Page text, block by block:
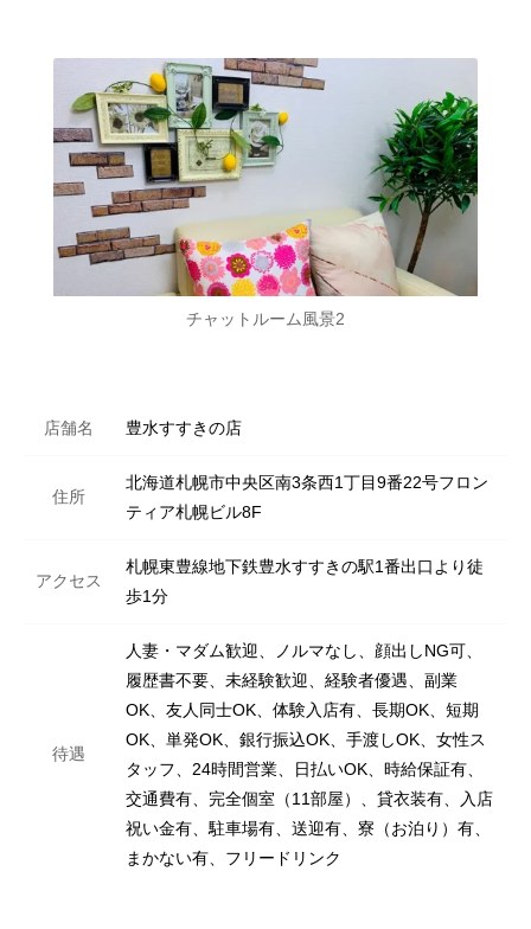
チャットルーム風景2
店舗名 豊水すすきの店
住所
北海道札幌市中央区南3条西1丁目9番22号フロン
ティア札幌ビル8F
アクセス
札幌東豊線地下鉄豊水すすきの駅1番出口より徒
歩1分
待遇
人妻・マダム歓迎、ノルマなし、顔出しNG可、
履歴書不要、未経験歓迎、経験者優遇、副業
OK、友人同士OK、体験入店有、長期OK、短期
OK、単発OK、銀行振込OK、手渡しOK、女性ス
タッフ、24時間営業、日払いOK、時給保証有、
交通費有、完全個室（11部屋）、貸衣装有、入店
祝い金有、駐車場有、送迎有、寮（お泊り）有、
まかない有、フリードリンク